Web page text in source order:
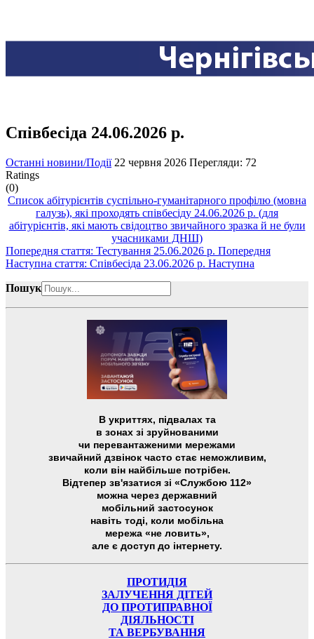
Співбесіда 24.06.2026 р.
Останні новини/Події 22 червня 2026 Перегляди: 72
Ratings
(0)
Список абітурієнтів суспільно-гуманітарного профілю (мовна
галузь), які проходять співбесіду 24.06.2026 р. (для
абітурієнтів, які мають свідоцтво звичайного зразка й не були
учасниками ДНШ)
Попередня стаття: Тестування 25.06.2026 р. Попередня
Наступна стаття: Співбесіда 23.06.2026 р. Наступна
Пошук
В укриттях, підвалах та
в зонах зі зруйнованими
чи перевантаженими мережами
звичайний дзвінок часто стає неможливим,
коли він найбільше потрібен.
Відтепер зв'язатися зі «Службою 112»
можна через державний
мобільний застосунок
навіть тоді, коли мобільна
мережа «не ловить»,
але є доступ до інтернету.
ПРОТИДІЯ
ЗАЛУЧЕННЯ ДІТЕЙ
ДО ПРОТИПРАВНОЇ
ДІЯЛЬНОСТІ
ТА ВЕРБУВАННЯ